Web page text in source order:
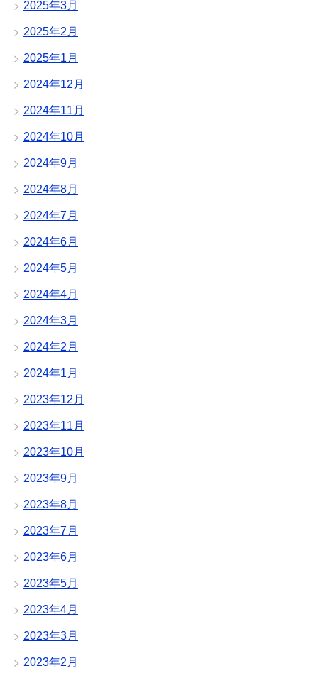
2025年3月
2025年2月
2025年1月
2024年12月
2024年11月
2024年10月
2024年9月
2024年8月
2024年7月
2024年6月
2024年5月
2024年4月
2024年3月
2024年2月
2024年1月
2023年12月
2023年11月
2023年10月
2023年9月
2023年8月
2023年7月
2023年6月
2023年5月
2023年4月
2023年3月
2023年2月